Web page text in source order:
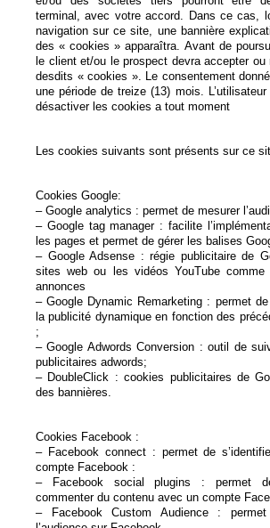
terminal, avec votre accord. Dans ce cas,
navigation sur ce site, une bannière
des « cookies » apparaîtra. Avant de
le client et/ou le prospect devra accepter ou
desdits « cookies ». Le consentement
une période de treize (13) mois.
désactiver les cookies a tout moment
Les cookies suivants sont présents sur ce
Cookies Google:
– Google analytics : permet de mesurer
– Google tag manager : facilite
les pages et permet de gérer les balises
– Google Adsense : régie publicitaire de
sites web ou les vidéos YouTube comme
annonces
– Google Dynamic Remarketing : permet
la publicité dynamique en fonction des
;
– Google Adwords Conversion : outil de
publicitaires adwords;
– DoubleClick : cookies publicitaires de
des bannières.
Cookies Facebook :
– Facebook connect : permet de
compte Facebook :
– Facebook social plugins : permet
commenter du contenu avec un compte
– Facebook Custom Audience : permet